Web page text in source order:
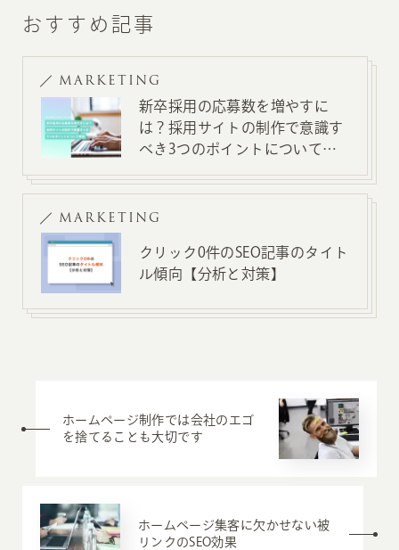
おすすめ記事
MARKETING
新卒採用の応募数を増やすに
は？採用サイトの制作で意識す
べき3つのポイントについて解
MARKETING
クリック0件のSEO記事のタイト
ル傾向【分析と対策】
ホームページ制作では会社のエゴ
を捨てることも大切です
ホームページ集客に欠かせない被
リンクのSEO効果